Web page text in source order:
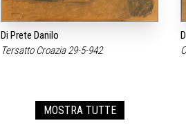
Di Prete Danilo
Tersatto Croazia 29-5-942
MOSTRA TUTTE